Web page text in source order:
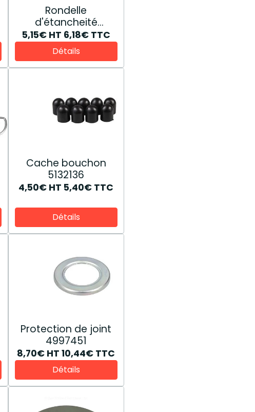
Rondelle
d'étancheité
87528178
5,15€ HT 6,18€ TTC
Détails
Cache bouchon
5132136
4,50€ HT 5,40€ TTC
Détails
Protection de joint
4997451
8,70€ HT 10,44€ TTC
Détails